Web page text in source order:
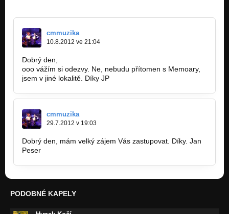
Nezařazeno
Nezařazeno
Stories and Secrets (2012)
Nezařazeno
Nezařazeno
Small Words(2011)
Nezařazeno
cmmuzika
10.8.2012 ve 21:04
Dobrý den,
ooo vážím si odezvy. Ne, nebudu přítomen s Memoary,
jsem v jiné lokalitě. Díky JP
cmmuzika
29.7.2012 v 19:03
Dobrý den, mám velký zájem Vás zastupovat. Díky. Jan
Peser
PODOBNÉ KAPELY